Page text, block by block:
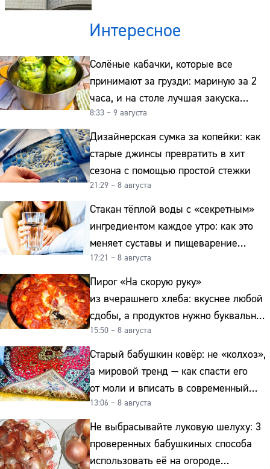
Интересное
Солёные кабачки, которые все
принимают за грузди: мариную за 2
часа, и на столе лучшая закуска
к картошке
8:33 – 9 августа
Дизайнерская сумка за копейки: как
старые джинсы превратить в хит
сезона с помощью простой стежки
21:29 – 8 августа
Стакан тёплой воды с «секретным»
ингредиентом каждое утро: как это
меняет суставы и пищеварение
после 50
17:21 – 8 августа
Пирог «На скорую руку»
из вчерашнего хлеба: вкуснее любой
сдобы, а продуктов нужно буквально
копейки
15:50 – 8 августа
Старый бабушкин ковёр: не «колхоз»,
а мировой тренд — как спасти его
от моли и вписать в современный
интерьер
13:06 – 8 августа
Не выбрасывайте луковую шелуху: 3
проверенных бабушкиных способа
использовать её на огороде